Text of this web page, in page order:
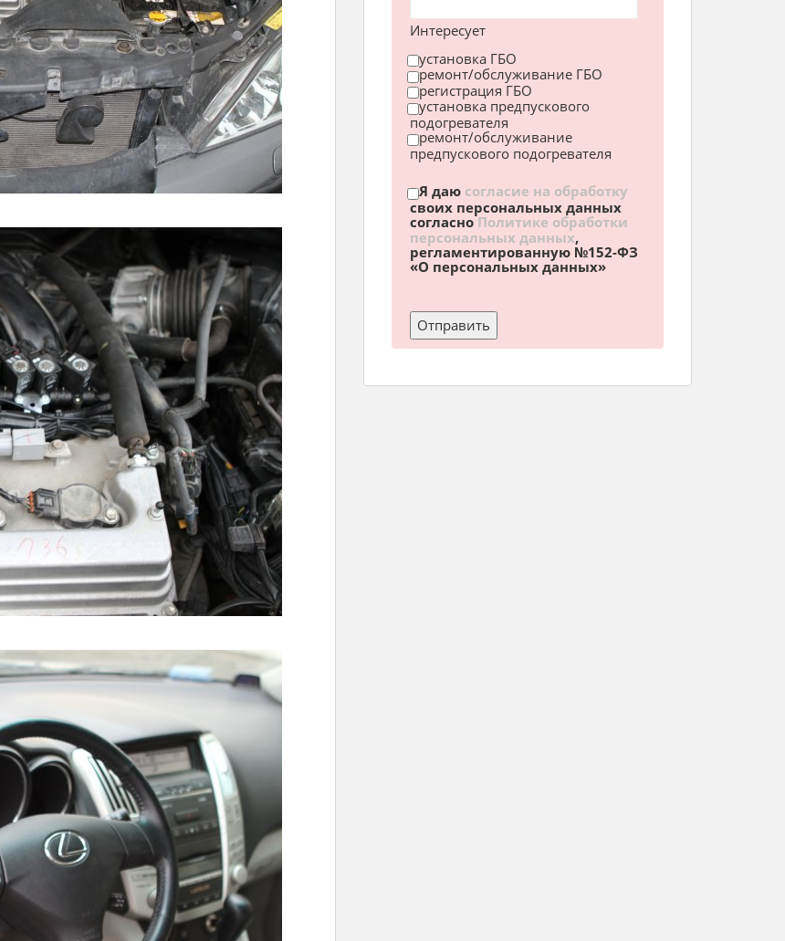
Интересует
установка ГБО
ремонт/обслуживание ГБО
регистрация ГБО
установка предпускового
подогревателя
ремонт/обслуживание
предпускового подогревателя
Я даю согласие на обработку
своих персональных данных
согласноПолитике обработки
персональных данных,
регламентированную №152-ФЗ
«О персональных данных»